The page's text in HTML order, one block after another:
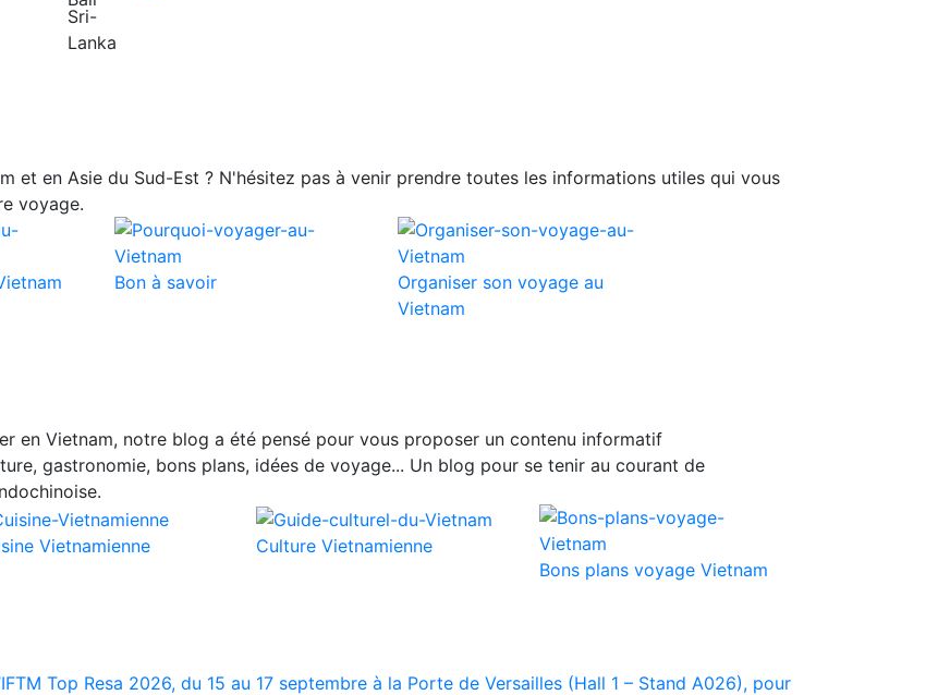
et en Asie du Sud-Est ? N'hésitez pas à venir prendre toutes les informations utiles qui vous
voyage.
Bon à savoir
Organiser son voyage au
Vietnam
en Vietnam, notre blog a été pensé pour vous proposer un contenu informatif
gastronomie, bons plans, idées de voyage... Un blog pour se tenir au courant de
Vietnamienne
Culture Vietnamienne
Bons plans voyage Vietnam
Top Resa 2026, du 15 au 17 septembre à la Porte de Versailles (Hall 1 – Stand A026), pour